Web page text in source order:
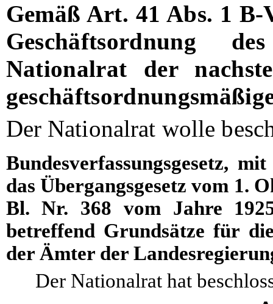
Gemäß Art. 41 Abs. 1
Geschäftsordnung
Nationalrat der
Der Nationalrat wolle
Bundesverfassungsgesetz,
das Übergangsgesetz vom 1.
Bl. Nr. 368 vom Jahre 1925
betreffend Grundsätze für
der Ämter der
Der Nationalrat hat